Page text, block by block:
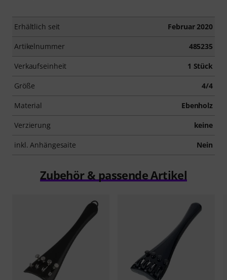
Erhältlich seit Februar 2020
Artikelnummer 485235
Verkaufseinheit 1 Stück
Größe 4/4
Material Ebenholz
Verzierung keine
inkl. Anhängesaite Nein
Zubehör & passende Artikel